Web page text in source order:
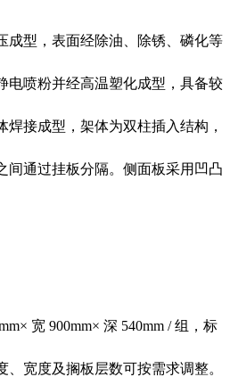
成型，表面经除油、除锈、磷化等
电喷粉并经高温塑化成型，具备较
接成型，架体为双柱插入结构，
间通过挂板分隔。侧面板采用凹凸
宽 900mm× 深 540mm / 组，标
宽度及搁板层数可按需求调整。